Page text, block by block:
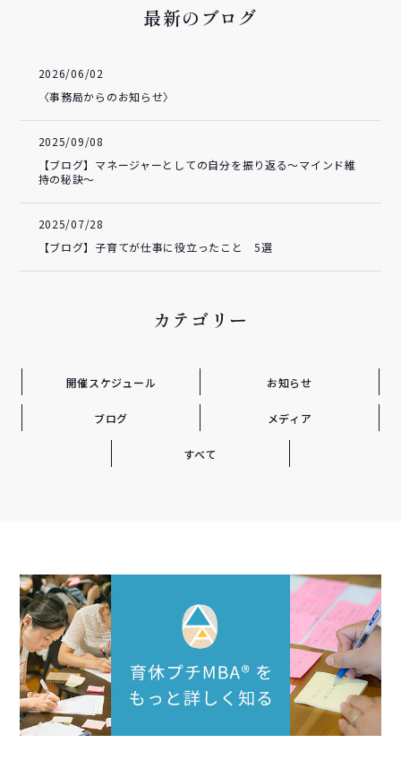
最新のブログ
2026/06/02
〈事務局からのお知らせ〉
2025/09/08
【ブログ】マネージャーとしての自分を振り返る～マインド維
持の秘訣～
2025/07/28
【ブログ】子育てが仕事に役立ったこと 5選
カテゴリー
開催スケジュール お知らせ
ブログ メディア
すべて